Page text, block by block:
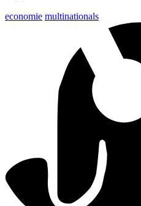
economie multinationals